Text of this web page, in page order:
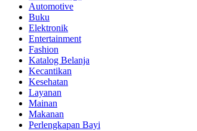
Automotive
Buku
Elektronik
Entertainment
Fashion
Katalog Belanja
Kecantikan
Kesehatan
Layanan
Mainan
Makanan
Perlengkapan Bayi